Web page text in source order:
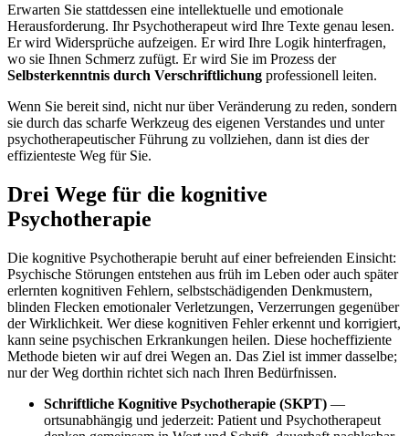
Erwarten Sie stattdessen eine intellektuelle und emotionale
Herausforderung. Ihr Psychotherapeut wird Ihre Texte genau lesen.
Er wird Widersprüche aufzeigen. Er wird Ihre Logik hinterfragen,
wo sie Ihnen Schmerz zufügt. Er wird Sie im Prozess der
Selbsterkenntnis durch Verschriftlichung professionell leiten.
Wenn Sie bereit sind, nicht nur über Veränderung zu reden, sondern
sie durch das scharfe Werkzeug des eigenen Verstandes und unter
psychotherapeutischer Führung zu vollziehen, dann ist dies der
effizienteste Weg für Sie.
Drei Wege für die kognitive
Psychotherapie
Die kognitive Psychotherapie beruht auf einer befreienden Einsicht:
Psychische Störungen entstehen aus früh im Leben oder auch später
erlernten kognitiven Fehlern, selbstschädigenden Denkmustern,
blinden Flecken emotionaler Verletzungen, Verzerrungen gegenüber
der Wirklichkeit. Wer diese kognitiven Fehler erkennt und korrigiert,
kann seine psychischen Erkrankungen heilen. Diese hocheffiziente
Methode bieten wir auf drei Wegen an. Das Ziel ist immer dasselbe;
nur der Weg dorthin richtet sich nach Ihren Bedürfnissen.
Schriftliche Kognitive Psychotherapie (SKPT) —
ortsunabhängig und jederzeit: Patient und Psychotherapeut